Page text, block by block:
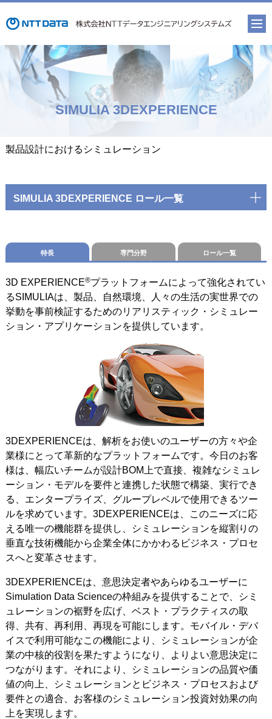
SIMULIA 3DEXPERIENCE
製品設計におけるシミュレーション
SIMULIA 3DEXPERIENCE ロール一覧
特長 専門分野 ロール一覧
3D EXPERIENCE®プラットフォームによって強化されてい
るSIMULIAは、製品、自然環境、人々の生活の実世界での
挙動を事前検証するためのリアリスティック・シミュレー
ション・アプリケーションを提供しています。
3DEXPERIENCEは、解析をお使いのユーザーの方々や企
業様にとって革新的なプラットフォームです。今日のお客
様は、幅広いチームが設計BOM上で直接、複雑なシミュレ
ーション・モデルを要件と連携した状態で構築、実行でき
る、エンタープライズ、グループレベルで使用できるツー
ルを求めています。3DEXPERIENCEは、このニーズに応
える唯一の機能群を提供し、シミュレーションを縦割りの
垂直な技術機能から企業全体にかかわるビジネス・プロセ
スへと変革させます。
3DEXPERIENCEは、意思決定者やあらゆるユーザーに
Simulation Data Scienceの枠組みを提供することで、シミ
ュレーションの裾野を広げ、ベスト・プラクティスの取
得、共有、再利用、再現を可能にします。モバイル・デバ
イスで利用可能なこの機能により、シミュレーションが企
業の中核的役割を果たすようになり、よりよい意思決定に
つながります。それにより、シミュレーションの品質や価
値の向上、シミュレーションとビジネス・プロセスおよび
要件との適合、お客様のシミュレーション投資対効果の向
上を実現します。